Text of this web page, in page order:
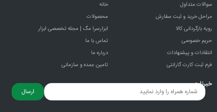
سوالات متداول
مراحل خرید و ثبت سفارش
رویه بازگردانی کالا
حریم خصوصی
انتقادات و پيشنهادات
فرم ثبت کارت گارانتی
خانه
محصولات
ابزارسرا مگ | مجله تخصصی ابزار
تماس با ما
درباره ما
تامین عمده و سازمانی
خبرنامه
ارسال